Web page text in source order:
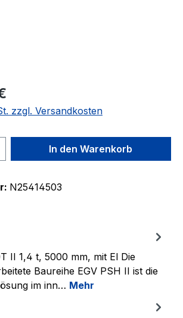
zzgl. Versandkosten
Gib den
In den Warenkorb
N25414503
II 1,4 t, 5000 mm, mit El Die
Baureihe EGV PSH II ist die
im inn… Mehr